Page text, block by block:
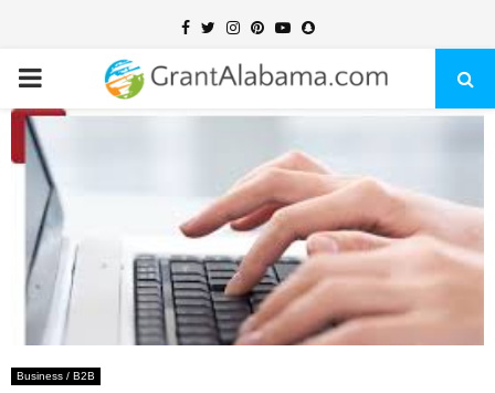
Facebook
TwitterInstagram
PinterestYoutubeSnapchat
PRIMARY
MENU
Business / B2B